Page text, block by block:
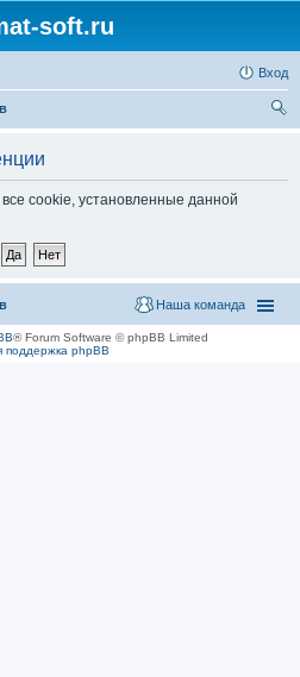
soft.ru
Вход
cookie, установленные данной
Наша команда
® Forum Software © phpBB Limited
поддержка phpBB